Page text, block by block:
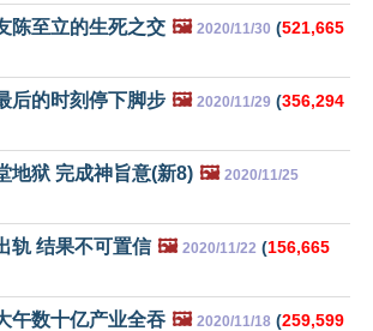
陈至立的生死之交 🖼️ 2020/11/30 (521,665
后的时刻停下脚步 🖼️ 2020/11/29 (356,294
地狱 完成神旨意(新8) 🖼️ 2020/11/25
轨 结果不可置信 🖼️ 2020/11/22 (156,665
午数十亿产业全吞 🖼️ 2020/11/18 (259,599